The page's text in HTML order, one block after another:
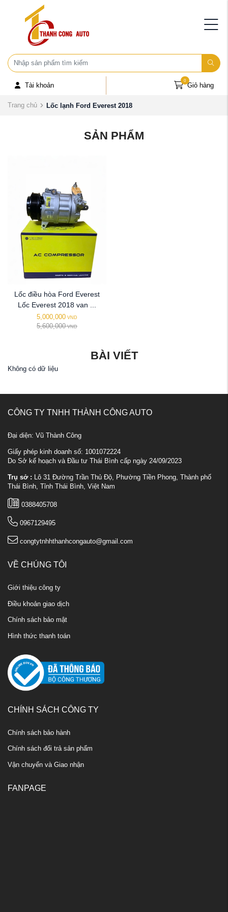
Tài khoản Giỏ hàng
0
Trang chủ Lốc lạnh Ford Everest 2018
SẢN PHẨM
Lốc điều hòa Ford Everest
Lốc Everest 2018 van ...
5,000,000 VND
5,600,000 VND
BÀI VIẾT
Không có dữ liệu
CÔNG TY TNHH THÀNH CÔNG AUTO
Đại diện: Vũ Thành Công
Giấy phép kinh doanh số: 1001072224
Do Sở kế hoạch và Đầu tư Thái Bình cấp ngày 24/09/2023
Trụ sở : Lô 31 Đường Trần Thủ Độ, Phường Tiền Phong, Thành phố
Thái Bình, Tỉnh Thái Bình, Việt Nam
0388405708
0967129495
congtytnhhthanhcongauto@gmail.com
VỀ CHÚNG TÔI
Giới thiệu công ty
Điều khoản giao dịch
Chính sách bảo mật
Hình thức thanh toán
CHÍNH SÁCH CÔNG TY
Chính sách bảo hành
Chính sách đổi trả sản phẩm
Vận chuyển và Giao nhận
FANPAGE